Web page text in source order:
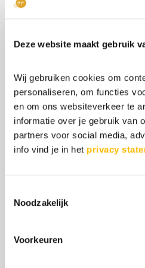
Deze website maakt gebruik
Wij gebruiken cookies om
personaliseren, om functies
en om ons websiteverkeer te
informatie over je gebruik van
partners voor social media,
info vind je in het privacy
Noodzakelijk
Voorkeuren
(te druk, te
snelle denken
Ontdek meer in
Hoe weet ik
hoogbegaafd
Wat is